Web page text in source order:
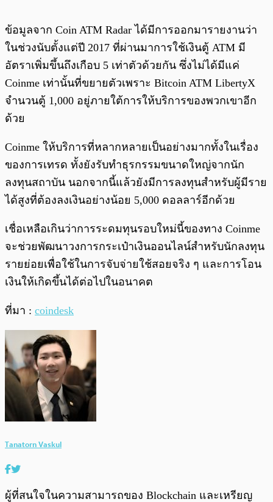
ข้อมูลจาก Coin ATM Radar ได้มีการออกมารายงานว่า
ในช่วงนับตั้งแต่ปี 2017 ที่ผ่านมาการใช้เงินตู้ ATM มี
อัตราเพิ่มขึ้นถึงเกือบ 5 เท่าตัวด้วยกัน ซึ่งไม่ได้มีแค่
Coinme เท่านั้นที่ขยายตัวเพราะ Bitcoin ATM LibertyX
จำนวนตู้ 1,000 อยู่ภายใต้การให้บริการของพวกเขาอีก
ด้วย
Coinme ให้บริการที่หลากหลายเป็นอย่างมากทั้งในเรื่อง
ของการเทรด ทั้งยังรับทำธุรกรรมขนาดใหญ่จากนัก
ลงทุนสถาบัน นอกจากนี้แล้วยังมีการลงทุนสำหรับผู้มีราย
ได้สูงที่ต้องลงเงินอย่างน้อย 5,000 ดอลลาร์อีกด้วย
เชื่อเหลือเกินว่าการระดมทุนรอบใหม่นี้ของทาง Coinme
จะช่วยพัฒนาวงการกระเป๋าเงินออนไลน์สำหรับนักลงทุน
รายย่อยเพื่อใช้ในการจับจ่ายใช้สอยจริง ๆ และการโอน
เงินให้เกิดขึ้นได้ต่อไปในอนาคต
ที่มา : coindesk
Tanatorn Vaskul
ผู้ที่สนใจในความสามารถของ Blockchain และเหรียญ